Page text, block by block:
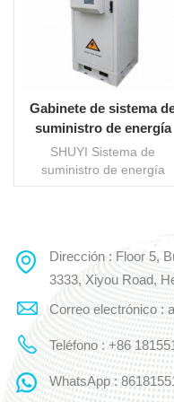
Gabinete de sistema
suministro de energía
integrado para exteriores
SHUYI Sistema de
suministro de energía
integrado al aire libre
aislados entre sí. El
compartimiento de la
batería se instala con
baterías y los
acondicionadores de aire
TEC se utilizan para
el calor. Los
compartimientos de
LEE MAS
Dirección : Floor 5,
3333, Xiyou Road,
Correo electrónico :
Teléfono : +86
WhatsApp :